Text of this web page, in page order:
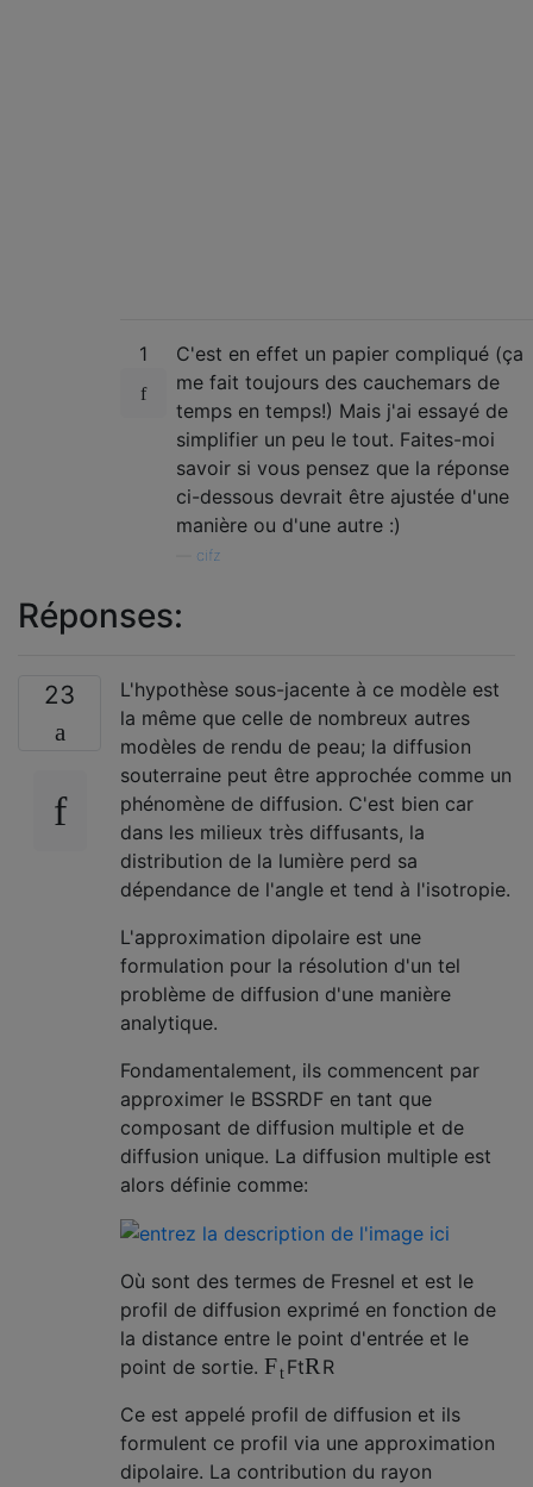
1
C'est en effet un papier compliqué (ça
me fait toujours des cauchemars de
temps en temps!) Mais j'ai essayé de
simplifier un peu le tout. Faites-moi
savoir si vous pensez que la réponse
ci-dessous devrait être ajustée d'une
manière ou d'une autre :)
cifz
Réponses:
23
L'hypothèse sous-jacente à ce modèle est
la même que celle de nombreux autres
modèles de rendu de peau; la diffusion
souterraine peut être approchée comme un
phénomène de diffusion. C'est bien car
dans les milieux très diffusants, la
distribution de la lumière perd sa
dépendance de l'angle et tend à l'isotropie.
L'approximation dipolaire est une
formulation pour la résolution d'un tel
problème de diffusion d'une manière
analytique.
Fondamentalement, ils commencent par
approximer le BSSRDF en tant que
composant de diffusion multiple et de
diffusion unique. La diffusion multiple est
alors définie comme:
Où sont des termes de Fresnel et est le
profil de diffusion exprimé en fonction de
la distance entre le point d'entrée et le
point de sortie. Ft FtRR
Ce est appelé profil de diffusion et ils
formulent ce profil via une approximation
dipolaire. La contribution du rayon